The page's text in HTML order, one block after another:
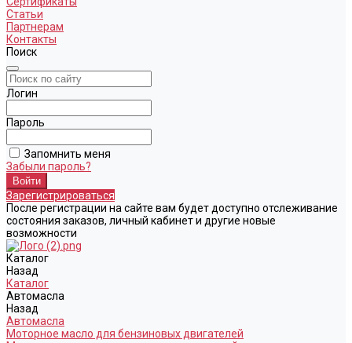
Статьи
Партнерам
Контакты
Поиск
Логин
Пароль
Запомнить меня
Забыли пароль?
Зарегистрироваться
После регистрации на сайте вам будет доступно отслеживание
состояния заказов, личный кабинет и другие новые
возможности
Каталог
Назад
Каталог
Автомасла
Назад
Автомасла
Моторное масло для бензиновых двигателей